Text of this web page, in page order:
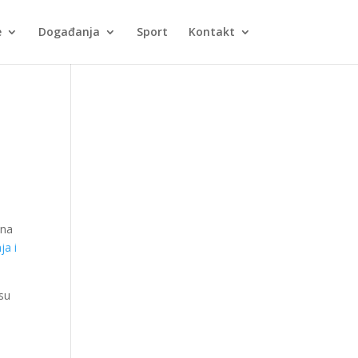
Događanja Sport Kontakt
i